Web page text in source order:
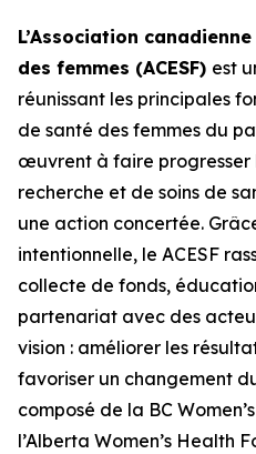
L’Association
des femmes (ACESF) est
réunissant les principales
de santé des femmes du
œuvrent à faire progresser
recherche et de soins de
une action concertée.
intentionnelle, le ACESF
collecte de fonds,
partenariat avec des
vision : améliorer les
favoriser un changement
composé de la BC
l’Alberta Women’s Health